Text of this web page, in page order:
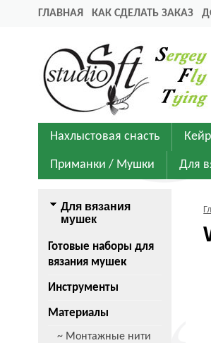
ГЛАВНАЯ КАК СДЕЛАТЬ ЗАКАЗ
Нахлыстовая снасть
Приманки / Мушки Для
Для вязания
мушек
Готовые наборы для
вязания мушек
Инструменты
Материалы
~ Монтажные нити